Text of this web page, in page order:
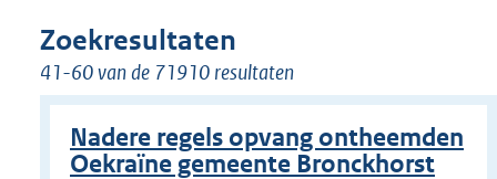
Zoekresultaten
41-60 van de 71910 resultaten
Nadere regels opvang ontheemden
Oekraïne gemeente Bronckhorst